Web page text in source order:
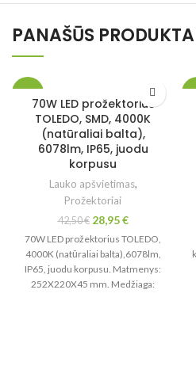
PANAŠŪS
70W LED prožektorius
TOLEDO, SMD, 4000K
(natūraliai balta),
6078lm, IP65, juodu
korpusu
Lauko apšvietimas,
Prožektoriai
42,50€ 28,95€
70W LED prožektorius TOLEDO,
4000K (natūraliai balta),6078lm,
IP65, juodu korpusu. Matmenys:
252X220X45 mm. Medžiaga: